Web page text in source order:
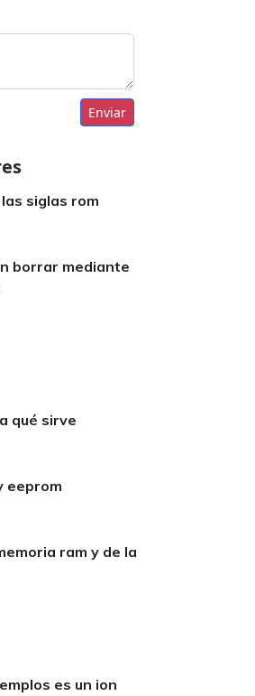
Enviar
siglas rom
borrar mediante
qué sirve
eeprom
ram y de la
es un ion